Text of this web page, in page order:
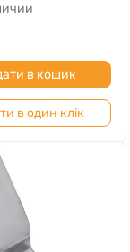
в кошик
в один клік